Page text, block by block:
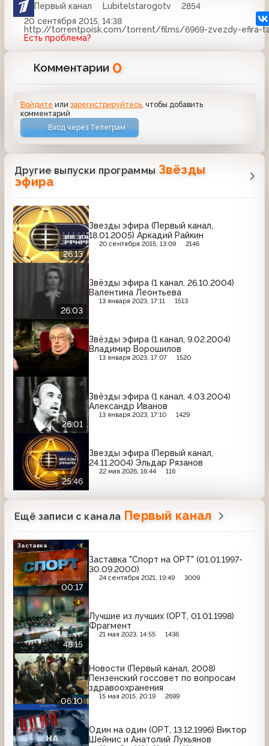
Первый канал Lubitelstarogotv
2854
20 сентября 2015, 14:38
http://torrentpoisk.com/torrent/films/6969-zvezdy-efira-
Есть проблема?
Комментарии 0
Войдите илизарегистрируйтесь , чтобы добавить
комментарий
Вход через Телеграм
Другие выпуски программы Звёзды
эфира
26:13
Звезды эфира (Первый канал,
18.01.2005) Аркадий Райкин
20 сентября 2015, 13:09 2146
26:03
Звёзды эфира (1 канал, 26.10.2004)
Валентина Леонтьева
13 января 2023, 17:11 1513
Звёзды эфира (1 канал, 9.02.2004)
Владимир Ворошилов
13 января 2023, 17:07 1520
26:01
Звёзды эфира (1 канал, 4.03.2004)
Александр Иванов
13 января 2023, 17:10 1429
25:46
Звезды эфира (Первый канал,
24.11.2004) Эльдар Рязанов
22 мая 2026, 16:44 116
Ещё записи с канала Первый канал
00:17
Заставка "Спорт на ОРТ" (01.01.1997-
30.09.2000)
24 сентября 2021, 19:49 3009
Заставка
48:15
Лучшие из лучших (ОРТ, 01.01.1998)
Фрагмент
21 мая 2023, 14:55 1436
06:10
Новости (Первый канал, 2008)
Пензенский госсовет по вопросам
здравоохранения
15 мая 2015, 20:19 2699
Один на один (ОРТ, 13.12.1996) Виктор
Шейнис и Анатолий Лукьянов